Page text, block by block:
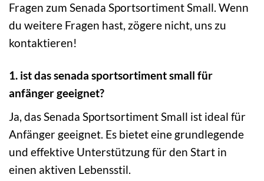
Fragen zum Senada Sportsortiment Small. Wenn
du weitere Fragen hast, zögere nicht, uns zu
kontaktieren!
1. ist das senada sportsortiment small für
anfänger geeignet?
Ja, das Senada Sportsortiment Small ist ideal für
Anfänger geeignet. Es bietet eine grundlegende
und effektive Unterstützung für den Start in
einen aktiven Lebensstil.